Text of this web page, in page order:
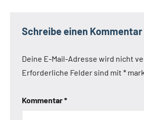
Schreibe einen Kommentar
Deine E-Mail-Adresse wird nicht
Erforderliche Felder sind mit *
Kommentar*